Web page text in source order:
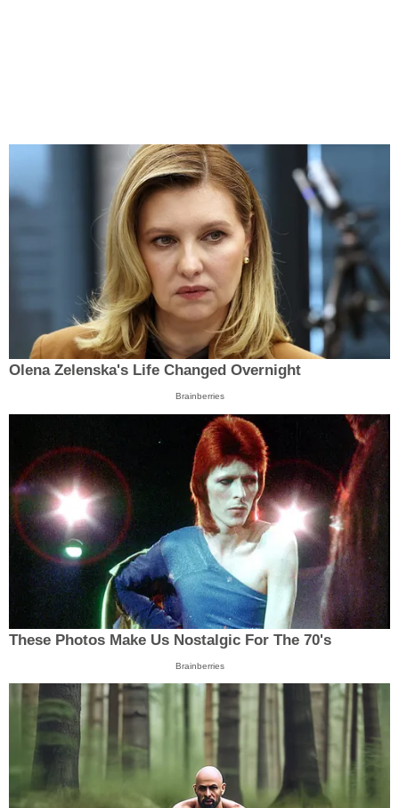
Olena Zelenska's Life Changed Overnight
Brainberries
These Photos Make Us Nostalgic For The 70's
Brainberries